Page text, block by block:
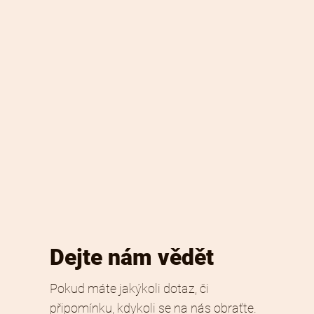
Dejte nám vědět
Pokud máte jakýkoli dotaz, či
připomínku, kdykoli se na nás obraťte.